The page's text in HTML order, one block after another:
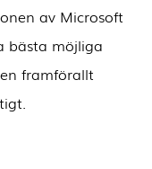
av Microsoft
bästa möjliga
framförallt